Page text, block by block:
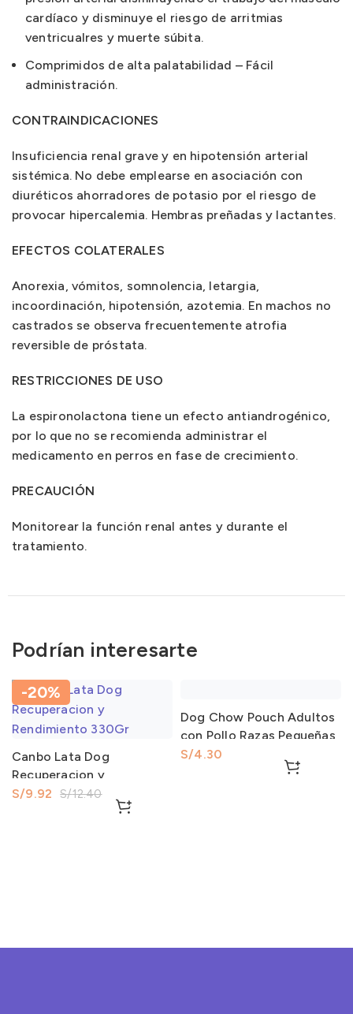
cardíaco y disminuye el riesgo de arritmias
ventricualres y muerte súbita.
Comprimidos de alta palatabilidad – Fácil
administración.
CONTRAINDICACIONES
Insuficiencia renal grave y en hipo­tensión arterial
sistémica. No debe emplearse en asociación con
diuréticos ahorra­dores de potasio por el riesgo de
provocar hipercalemia. Hembras preñadas y lactantes.
EFECTOS COLATERALES
Anorexia, vómitos, somnolencia, letargia,
incoordinación, hipotensión, azotemia. En machos no
castrados se observa frecuentemente atrofia
reversible de próstata.
RESTRICCIONES DE USO
La espironolactona tiene un efecto antiandrogénico,
por lo que no se recomienda administrar el
medicamento en perros en fase de crecimiento.
PRECAUCIÓN
Monitorear la función renal antes y durante el
tratamiento.
Podrían interesarte
-20%
Canbo Lata Dog
Recuperacion y
Rendimiento 330Gr
S/12.40
S/9.92
Dog Chow Pouch Adultos
con Pollo Razas Pequeñas
100Gr
S/